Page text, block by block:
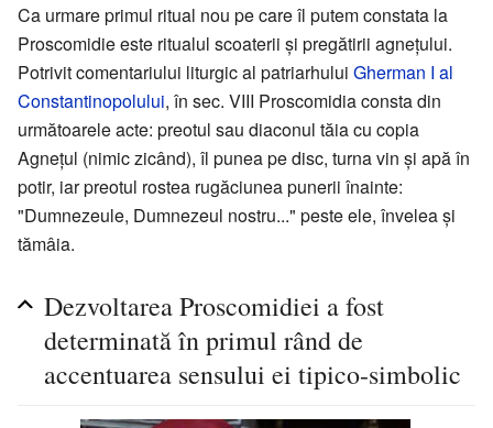
Ca urmare primul ritual nou pe care îl putem constata la
Proscomidie este ritualul scoaterii şi pregătirii agneţului.
Potrivit comentariului liturgic al patriarhului Gherman I al
Constantinopolului, în sec. VIII Proscomidia consta din
următoarele acte: preotul sau diaconul tăia cu copia
Agneţul (nimic zicând), îl punea pe disc, turna vin şi apă în
potir, iar preotul rostea rugăciunea punerii înainte:
"Dumnezeule, Dumnezeul nostru..." peste ele, învelea şi
tămâia.
Dezvoltarea Proscomidiei a fost
determinată în primul rând de
accentuarea sensului ei tipico-simbolic